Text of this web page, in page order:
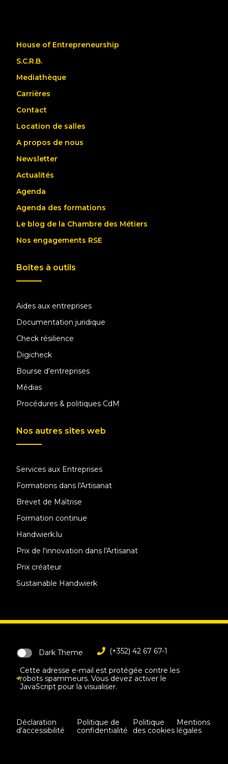
House of Entrepreneurship
S.C.R.B.
Mediathèque
Carrières
Contact
Location de salles
A propos de nous
Newsletter
Actualités
Agenda
Agenda des formations
Le blog de la Chambre des Métiers
Nos engagements RSE
Boites à outils
Aides aux entreprises
Documentation juridique
Check résilience
Digicheck
Bourse d'entreprises
Médias
Procédures & politiques CdM
Nos autres sites web
Services aux Entreprises
Formations dans l'Artisanat
Brevet de Maîtrise
Formation continue
Handwierk.lu
Prix de l'innovation dans l'Artisanat
Prix créateur
Sustainable Handwierk
Dark Theme (+352) 42 67 67-1
Cette adresse e-mail est protégée contre les
robots spammeurs. Vous devez activer le
JavaScript pour la visualiser.
Déclaration
d'accessibilité
Politique de
confidentialité
Politique
des cookies
Mentions
légales